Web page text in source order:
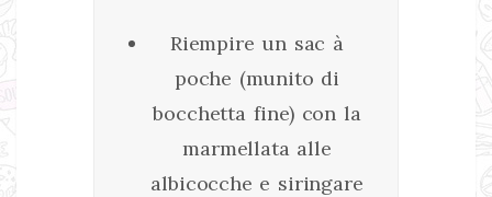
Riempire un sac à
poche (munito di
bocchetta fine) con la
marmellata alle
albicocche e siringare